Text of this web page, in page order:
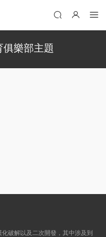
樂部主題
破解以及二次開發，其中涉及到